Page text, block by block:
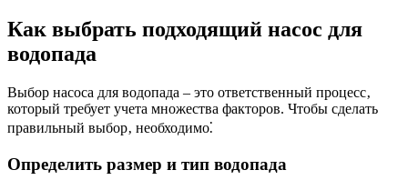
Как выбрать подходящий насос для
водопада
Выбор насоса для водопада – это ответственный процесс‚
который требует учета множества факторов. Чтобы сделать
правильный выбор‚ необходимо⁚
Определить размер и тип водопада